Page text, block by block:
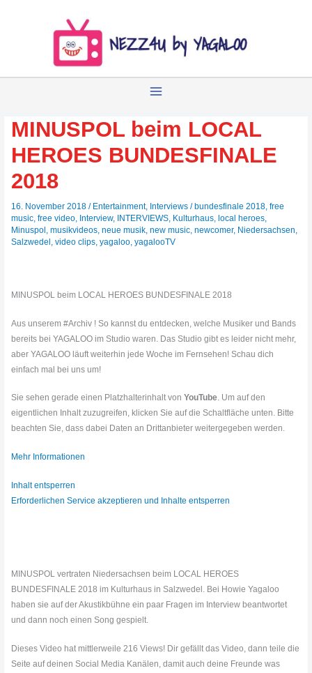
MINUSPOL beim LOCAL
HEROES BUNDESFINALE
2018
16. November 2018/ Entertainment, Interviews /bundesfinale 2018,free
music,free video, Interview, INTERVIEWS, Kulturhaus,local heroes,
Minuspol,musikvideos,neue musik,new music,newcomer, Niedersachsen,
Salzwedel,video clips,yagaloo,yagalooTV
MINUSPOL beim LOCAL HEROES BUNDESFINALE 2018
Aus unserem #Archiv ! So kannst du entdecken, welche Musiker und Bands
bereits bei YAGALOO im Studio waren. Das Studio gibt es leider nicht mehr,
aber YAGALOO läuft weiterhin jede Woche im Fernsehen! Schau dich
einfach mal bei uns um!
Sie sehen gerade einen Platzhalterinhalt vonYouTube. Um auf den
eigentlichen Inhalt zuzugreifen, klicken Sie auf die Schaltfläche unten. Bitte
beachten Sie, dass dabei Daten an Drittanbieter weitergegeben werden.
Mehr Informationen
Inhalt entsperren
Erforderlichen Service akzeptieren und Inhalte entsperren
MINUSPOL vertraten Niedersachsen beim LOCAL HEROES
BUNDESFINALE 2018 im Kulturhaus in Salzwedel. Bei Howie Yagaloo
haben sie auf der Akustikbühne ein paar Fragen im Interview beantwortet
und dann noch einen Song gespielt.
Dieses Video hat mittlerweile 216 Views! Dir gefällt das Video, dann teile die
Seite auf deinen Social Media Kanälen, damit auch deine Freunde was